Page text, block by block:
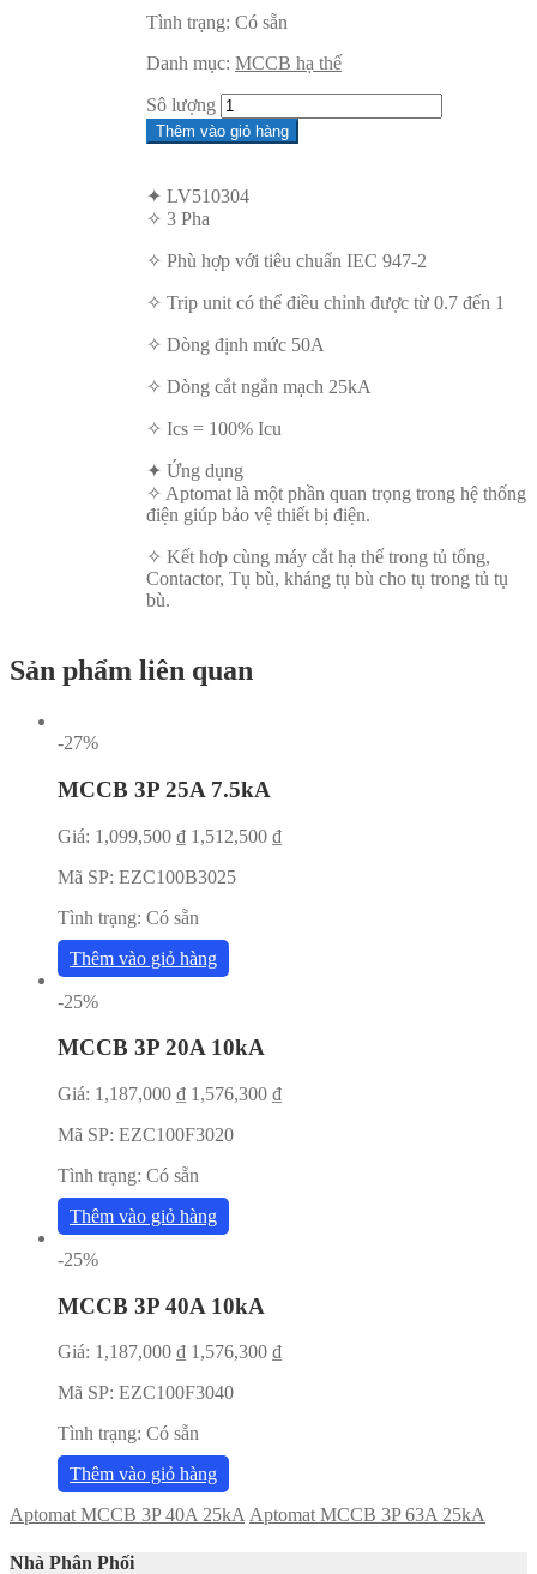
Tình trạng: Có sẵn
Danh mục: MCCB hạ thế
Sô lượng
Thêm vào giỏ hàng
✦ LV510304
✧ 3 Pha
✧ Phù hợp với tiêu chuẩn IEC 947-2
✧ Trip unit có thể điều chỉnh được từ 0.7 đến 1
✧ Dòng định mức 50A
✧ Dòng cắt ngắn mạch 25kA
✧ Ics = 100% Icu
✦ Ứng dụng
✧ Aptomat là một phần quan trọng trong hệ thống
điện giúp bảo vệ thiết bị điện.
✧ Kết hơp cùng máy cắt hạ thế trong tủ tổng,
Contactor, Tụ bù, kháng tụ bù cho tụ trong tủ tụ
bù.
Sản phẩm liên quan
-27%
MCCB 3P 25A 7.5kA
Giá: 1,099,500 ₫ 1,512,500 ₫
Mã SP: EZC100B3025
Tình trạng: Có sẵn
Thêm vào giỏ hàng
-25%
MCCB 3P 20A 10kA
Giá: 1,187,000 ₫ 1,576,300 ₫
Mã SP: EZC100F3020
Tình trạng: Có sẵn
Thêm vào giỏ hàng
-25%
MCCB 3P 40A 10kA
Giá: 1,187,000 ₫ 1,576,300 ₫
Mã SP: EZC100F3040
Tình trạng: Có sẵn
Thêm vào giỏ hàng
Aptomat MCCB 3P 40A 25kA Aptomat MCCB 3P 63A 25kA
Nhà Phân Phối